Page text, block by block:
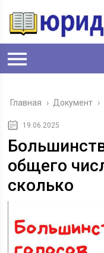
Главная › Документ ›
19.06.2025
общего
сколько